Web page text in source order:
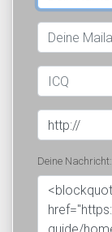
Deine Nachricht: